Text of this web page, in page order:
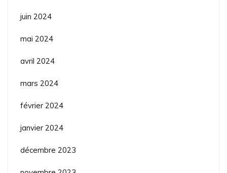
juin 2024
mai 2024
avril 2024
mars 2024
février 2024
janvier 2024
décembre 2023